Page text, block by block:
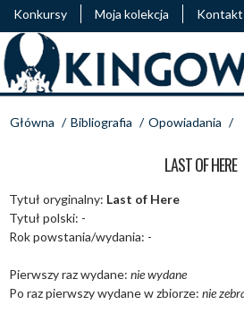
Konkursy Moja kolekcja Kontakt
Główna / Bibliografia / Opowiadania /
LAST OF HERE
Tytuł oryginalny: Last of Here
Tytuł polski: -
Rok powstania/wydania: -
Pierwszy raz wydane: nie wydane
Po raz pierwszy wydane w zbiorze: nie